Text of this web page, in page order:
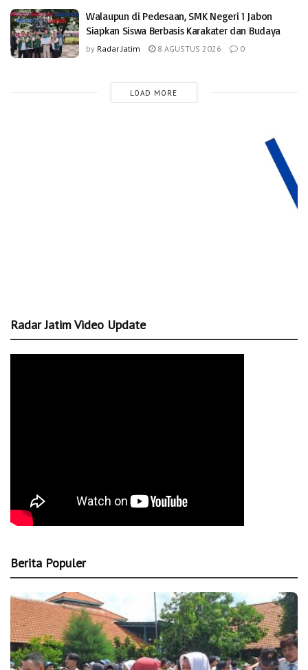
Walaupun di Pedesaan, SMK Negeri 1 Jabon
Siapkan Siswa Berbasis Karakater dan Budaya
by Radar Jatim 8 AGUSTUS 2026 0
LOAD MORE
Radar Jatim Video Update
Berita Populer